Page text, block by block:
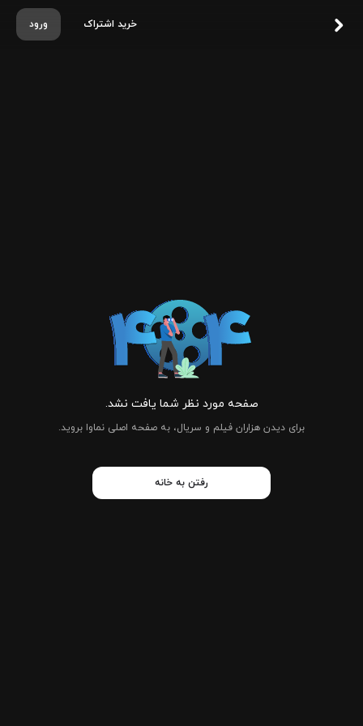
ورود خرید اشتراک
صفحه مورد نظر شما یافت نشد.
برای دیدن هزاران فیلم و سریال، به صفحه اصلی نماوا بروید.
رفتن به خانه